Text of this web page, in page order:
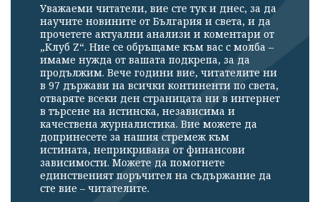
Уважаеми читатели, вие сте тук и днес, за да
научите новините от България и света, и да
прочетете актуални анализи и коментари от
„Клуб Z“. Ние се обръщаме към вас с молба –
имаме нужда от вашата подкрепа, за да
продължим. Вече години вие, читателите ни
в 97 държави на всички континенти по света,
отваряте всеки ден страницата ни в интернет
в търсене на истинска, независима и
качествена журналистика. Вие можете да
допринесете за нашия стремеж към
истината, неприкривана от финансови
зависимости. Можете да помогнете
единственият поръчител на съдържание да
сте вие – читателите.